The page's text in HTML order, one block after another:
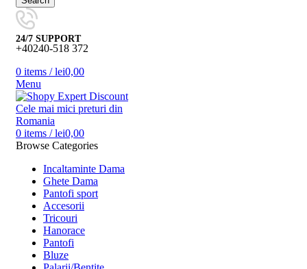
24/7 SUPPORT
+40240-518 372
0 items / lei0,00
Menu
0 items / lei0,00
Browse Categories
Incaltaminte Dama
Ghete Dama
Pantofi sport
Accesorii
Tricouri
Hanorace
Pantofi
Bluze